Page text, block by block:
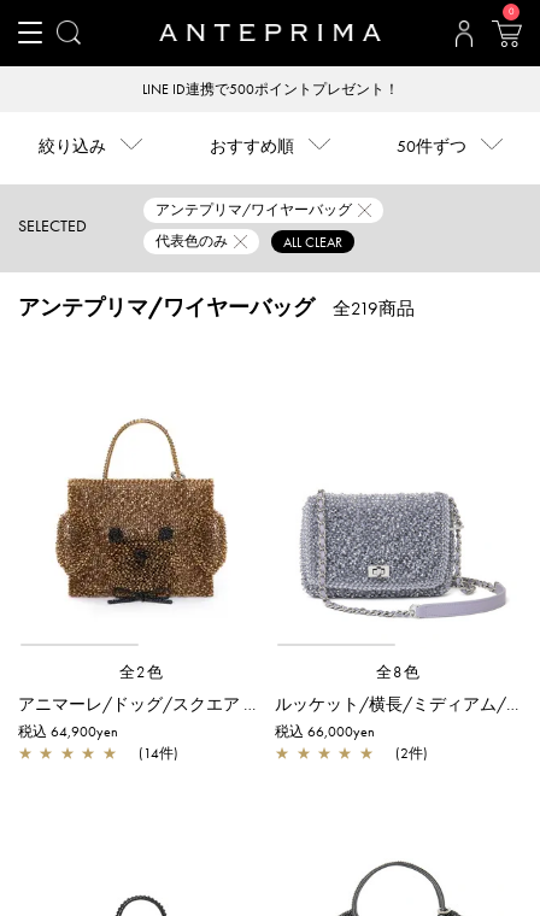
0
LINE ID連携で500ポイントプレゼント！
絞り込み おすすめ順 50件ずつ
SELECTED
アンテプリマ/ワイヤーバッグ
代表色のみ
ALL CLEAR
アンテプリマ/ワイヤーバッグ 全219商品
全2色
アニマーレ/ドッグ/スクエア ミディアム/ブロンズ
税込 64,900yen
★ ★ ★ ★ ★ (14件)
全8色
ルッケット/横長/ミディアム/ラベンダーシルバー
税込 66,000yen
★ ★ ★ ★ ★ (2件)